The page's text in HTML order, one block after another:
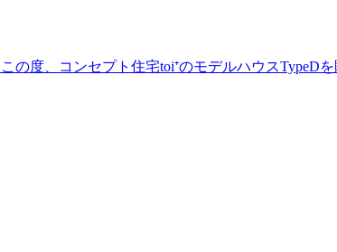
の度、コンセプト住宅toi⁺のモデルハウスTypeD